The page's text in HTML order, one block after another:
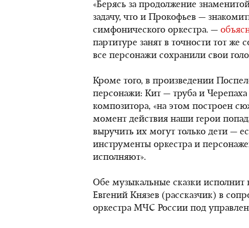
«Берясь за продолжение
задачу, что и Прокофьев —
симфонического оркестра. —
партитуре занят в точности тот же
все персонажи сохранили свои
Кроме того, в произведении
персонажи: Кит — труба и
композитора, «на этом построен
момент действия наши герои
выручить их могут только дети —
инструменты оркестра и
исполняют».
Обе музыкальные сказки исполнит
Евгений Князев (рассказчик) в
оркестра МЧС России под